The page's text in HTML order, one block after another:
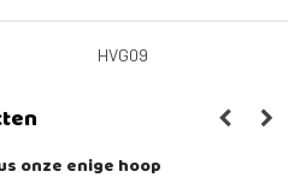
HVG09
onze enige hoop